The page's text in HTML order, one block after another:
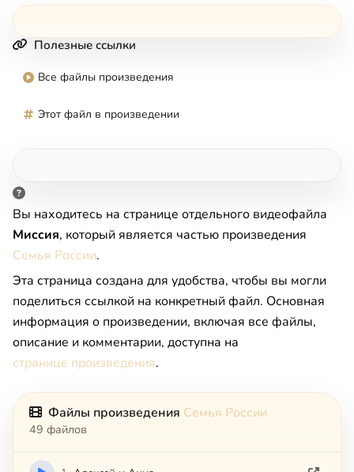
Полезные ссылки
Все файлы произведения
Этот файл в произведении
Вы находитесь на странице отдельного видеофайла
Mиccия, который является частью произведения
Семья России.
Эта страница создана для удобства, чтобы вы могли
поделиться ссылкой на конкретный файл. Основная
информация о произведении, включая все файлы,
описание и комментарии, доступна на
странице произведения.
Файлы произведения Семья России
49 файлов